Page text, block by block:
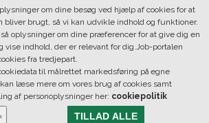
om dine besøg ved hjælp af cookies for at
bliver brugt, så vi kan udvikle indhold og funktioner.
oplysninger om dine præferencer for at give dig en
vise indhold, der er relevant for dig.Job-portalen
fra tredjepart.
til målrettet markedsføring på egne
læse mere om vores brug af cookies samt
af personoplysninger her: cookiepolitik
TILLAD ALLE